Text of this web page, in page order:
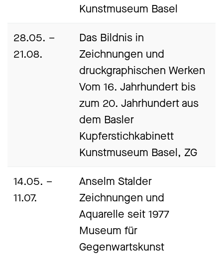
Kunstmuseum Basel
28.05. –
21.08.
Das Bildnis in
Zeichnungen und
druckgraphischen Werken
Vom 16. Jahrhundert bis
zum 20. Jahrhundert aus
dem Basler
Kupferstichkabinett
Kunstmuseum Basel, ZG
14.05. –
11.07.
Anselm Stalder
Zeichnungen und
Aquarelle seit 1977
Museum für
Gegenwartskunst